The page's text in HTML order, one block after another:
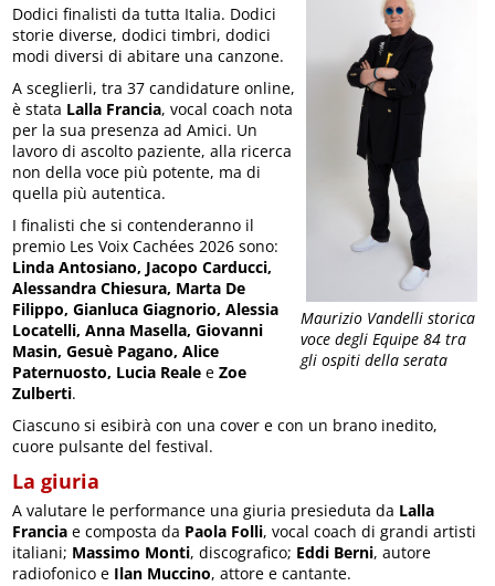
Maurizio Vandelli storica
voce degli Equipe 84 tra
gli ospiti della serata
Dodici finalisti da tutta Italia. Dodici
storie diverse, dodici timbri, dodici
modi diversi di abitare una canzone.
A sceglierli, tra 37 candidature online,
è stata Lalla Francia, vocal coach nota
per la sua presenza ad Amici. Un
lavoro di ascolto paziente, alla ricerca
non della voce più potente, ma di
quella più autentica.
I finalisti che si contenderanno il
premio Les Voix Cachées 2026 sono:
Linda Antosiano, Jacopo Carducci,
Alessandra Chiesura, Marta De
Filippo, Gianluca Giagnorio, Alessia
Locatelli, Anna Masella, Giovanni
Masin, Gesuè Pagano, Alice
Paternuosto, Lucia Reale eZoe
Zulberti.
Ciascuno si esibirà con una cover e con un brano inedito,
cuore pulsante del festival.
La giuria
A valutare le performance una giuria presieduta da Lalla
Francia e composta da Paola Folli, vocal coach di grandi artisti
italiani; Massimo Monti, discografico; Eddi Berni, autore
radiofonico e Ilan Muccino, attore e cantante.